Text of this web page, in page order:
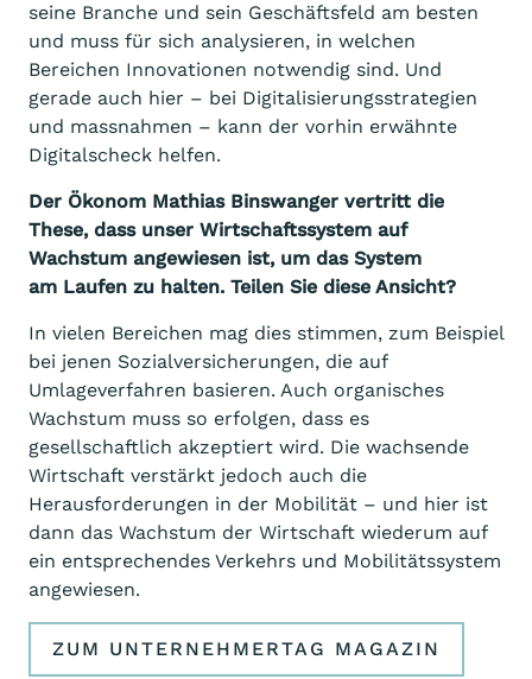
seine Branche und sein Geschäftsfeld am besten
und muss für sich analysieren, in welchen
Bereichen Innovationen notwendig sind. Und
gerade auch hier – bei Digitalisierungsstrategien
und massnahmen – kann der vorhin erwähnte
Digitalscheck helfen.
Der Ökonom Mathias Binswanger vertritt die
These, dass unser Wirtschaftssystem auf
Wachstum angewiesen ist, um das System
am Laufen zu halten. Teilen Sie diese Ansicht?
In vielen Bereichen mag dies stimmen, zum Beispiel
bei jenen Sozialversicherungen, die auf
Umlageverfahren basieren. Auch organisches
Wachstum muss so erfolgen, dass es
gesellschaftlich akzeptiert wird. Die wachsende
Wirtschaft verstärkt jedoch auch die
Herausforderungen in der Mobilität – und hier ist
dann das Wachstum der Wirtschaft wiederum auf
ein entsprechendes Verkehrs und Mobilitätssystem
angewiesen.
ZUM UNTERNEHMERTAG MAGAZIN